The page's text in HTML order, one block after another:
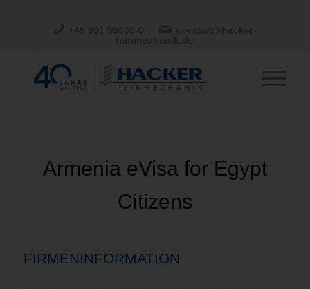
Armenia eVisa for Egypt
Citizens
FIRMENINFORMATION